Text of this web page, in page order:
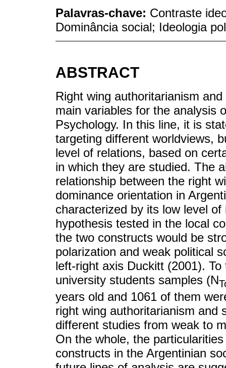
Palavras-chave: Contraste
Dominância social; Ideologia
ABSTRACT
Right wing authoritarianism
main variables for the analysis
Psychology. In this line, it is
targeting different worldviews,
level of relations, based on
in which they are studied. The
relationship between the right
dominance orientation in
characterized by its low level
hypothesis tested in the local
the two constructs would be
polarization and weak political
left-right axis Duckitt (2001).
university students samples (N
years old and 1061 of them
right wing authoritarianism and
different studies from weak to
On the whole, the
constructs in the Argentinian